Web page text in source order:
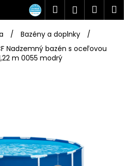
Hľadať
/ Bazény a doplnky
/
Nadzemný bazén s oceľovou
m 0055 modrý